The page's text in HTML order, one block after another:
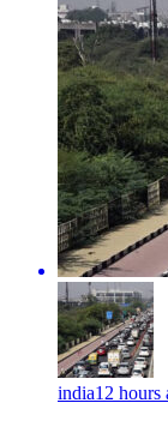
india12 hours